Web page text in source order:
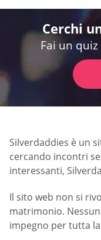
Cerchi
Fai un
Silverdaddies è un
cercando incontri
interessanti,
Il sito web non si
matrimonio.
impegno per tutta